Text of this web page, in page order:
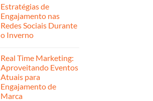
em
Por
Dentro
do
Marketing
de
Capturar
Atenção
do
Público
Estratégias de
Engajamento nas
Redes Sociais Durante
o Inverno
em
Estratégias
de
Engajamento
nas
Redes
Sociais
Real Time Marketing:
Aproveitando Eventos
Atuais para
Engajamento de
Marca